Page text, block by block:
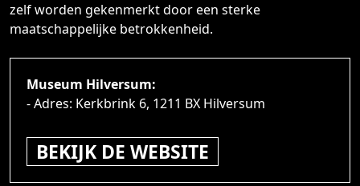
O
E
R
O
S
zelf worden gekenmerkt door een sterke
maatschappelijke betrokkenheid.
Museum Hilversum:
- Adres: Kerkbrink 6, 1211 BX Hilversum
BEKIJK DE WEBSITE